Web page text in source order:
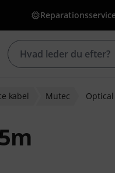
kabel Mutec